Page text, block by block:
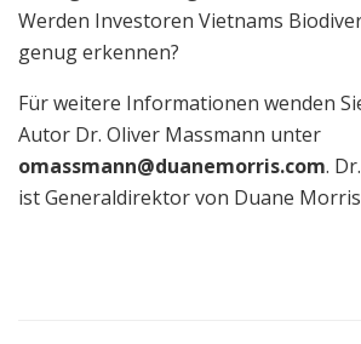
Werden Investoren Vietnams
genug erkennen?
Für weitere Informationen wenden
Autor Dr. Oliver Massmann unter
omassmann@duanemorris.com.
ist Generaldirektor von Duane Morris